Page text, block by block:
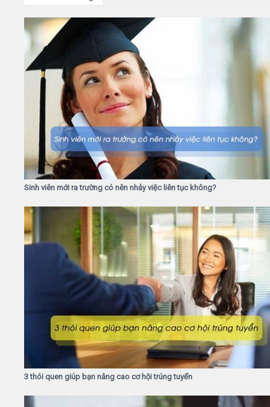
Sinh viên mới ra trường có nên nhảy việc liên tục không?
3 thói quen giúp bạn nâng cao cơ hội trúng tuyển